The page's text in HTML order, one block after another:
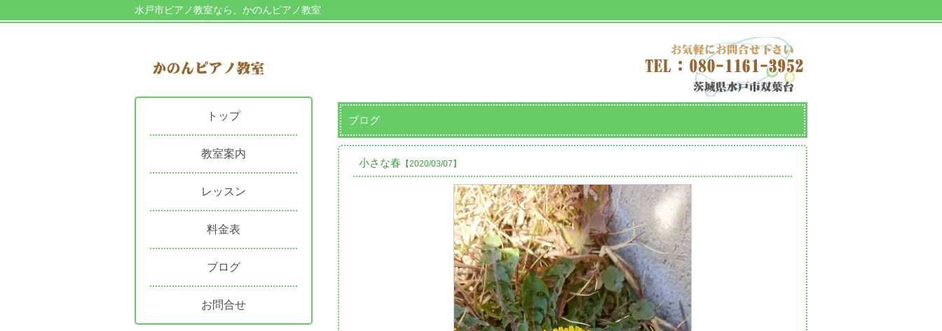
水戸市ピアノ教室なら、かのんピアノ教室
トップ
教室案内
レッスン
料金表
ブログ
お問合せ
ブログ
小さな春 【2020/03/07】